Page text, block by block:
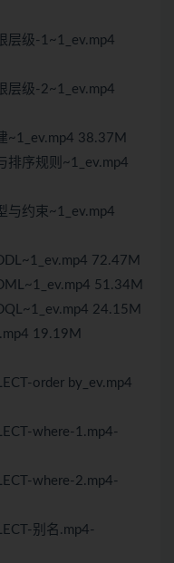
层级-1~1_ev.mp4
层级-2~1_ev.mp4
~1_ev.mp4 38.37M
序规则~1_ev.mp4
与约束~1_ev.mp4
72.47M
51.34M
24.15M
19.19M
order by_ev.mp4
where-1.mp4-
where-2.mp4-
别名.mp4-